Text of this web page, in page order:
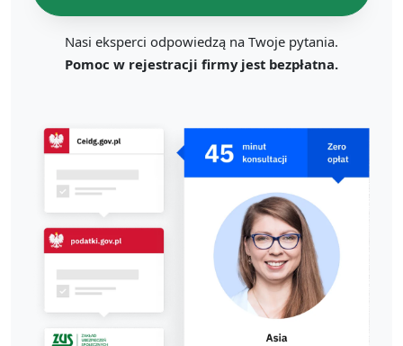
Nasi eksperci odpowiedzą na Twoje pytania.
Pomoc w rejestracji firmy jest bezpłatna.